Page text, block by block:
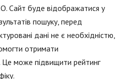
Сайт буде відображатися у
пошуку, перед
дані не є необхідністю,
отримати
може підвищити рейтинг